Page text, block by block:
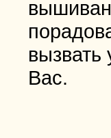
вызвать
Вас.